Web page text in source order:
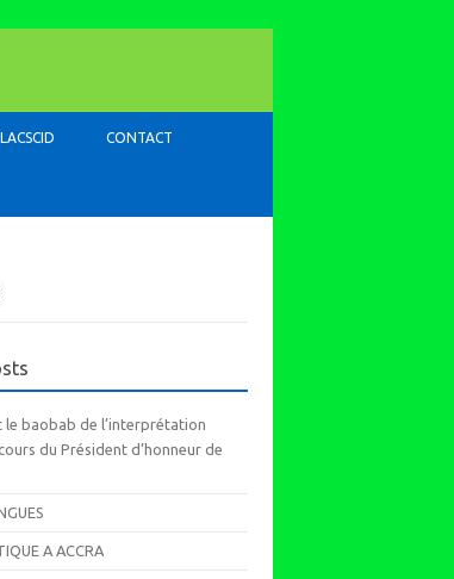
CONTACT
le baobab de l’interprétation
du Président d’honneur de
A ACCRA